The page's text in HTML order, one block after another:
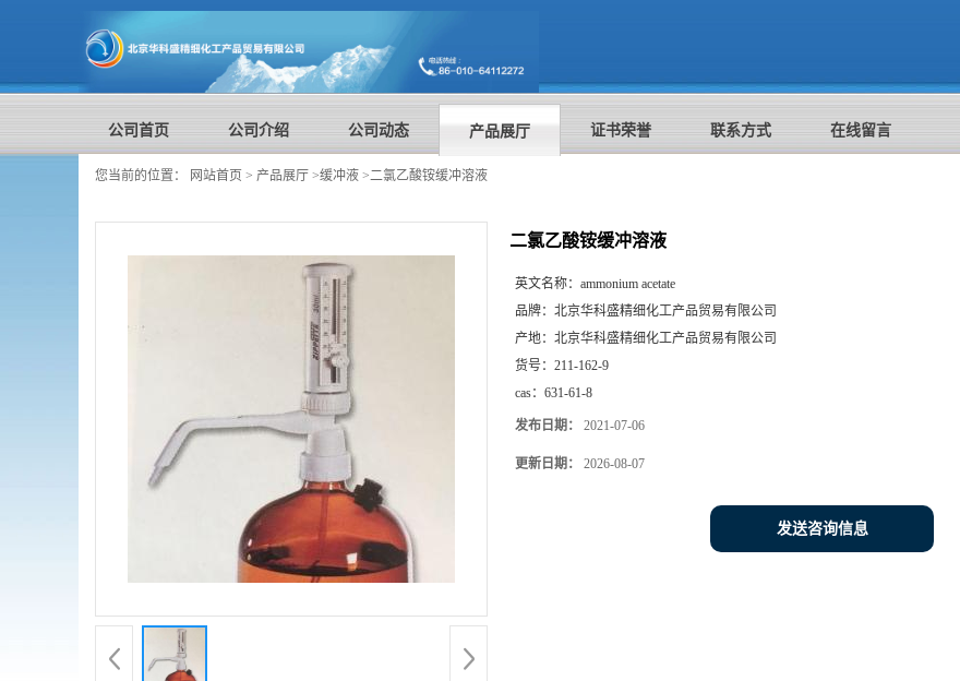
公司首页 公司介绍 公司动态 产品展厅 证书荣誉 联系方式 在线留言
您当前的位置： 网站首页 > 产品展厅 >缓冲液 >二氯乙酸铵缓冲溶液
二氯乙酸铵缓冲溶液
英文名称： ammonium acetate
品牌： 北京华科盛精细化工产品贸易有限公司
产地： 北京华科盛精细化工产品贸易有限公司
货号： 211-162-9
cas： 631-61-8
发布日期： 2021-07-06
更新日期： 2026-08-07
发送咨询信息